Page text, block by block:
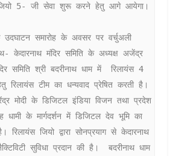
जियो 5- जी सेवा शुरू करने हेतु आगे आयेगा।
समारोह के अवसर पर वर्चुअली
केदारनाथ मंदिर समिति के अध्यक्ष अजेंद्र
समिति श्री बदरीनाथ धाम में  रिलायंस 4
टीम का धन्यवाद प्रेषित करती है।
मोदी के डिजिटल इंडिया विजन तथा प्रदेश
धामी के मार्गदर्शन में डिजिटल देव भूमि का
रिलायंस जियो द्वारा सोनप्रयाग से केदारनाथ
सुविधा प्रदान की है।  बदरीनाथ धाम